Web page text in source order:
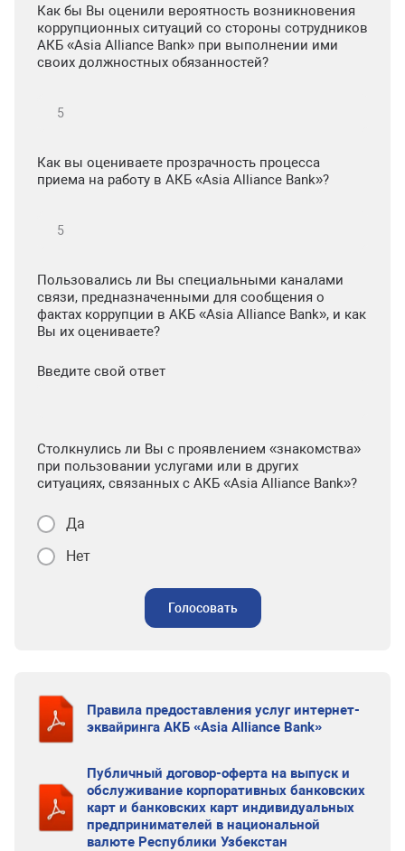
Как бы Вы оценили вероятность возникновения
коррупционных ситуаций со стороны сотрудников
АКБ «Asia Alliance Bank» при выполнении ими
своих должностных обязанностей?
Как вы оцениваете прозрачность процесса
приема на работу в АКБ «Asia Alliance Bank»?
Пользовались ли Вы специальными каналами
связи, предназначенными для сообщения о
фактах коррупции в АКБ «Asia Alliance Bank», и как
Вы их оцениваете?
Введите свой ответ
Столкнулись ли Вы с проявлением «знакомства»
при пользовании услугами или в других
ситуациях, связанных с АКБ «Asia Alliance Bank»?
Да
Нет
Голосовать
Правила предоставления услуг интернет-
эквайринга АКБ «Asia Alliance Bank»
Публичный договор-оферта на выпуск и
обслуживание корпоративных банковских
карт и банковских карт индивидуальных
предпринимателей в национальной
валюте Республики Узбекстан